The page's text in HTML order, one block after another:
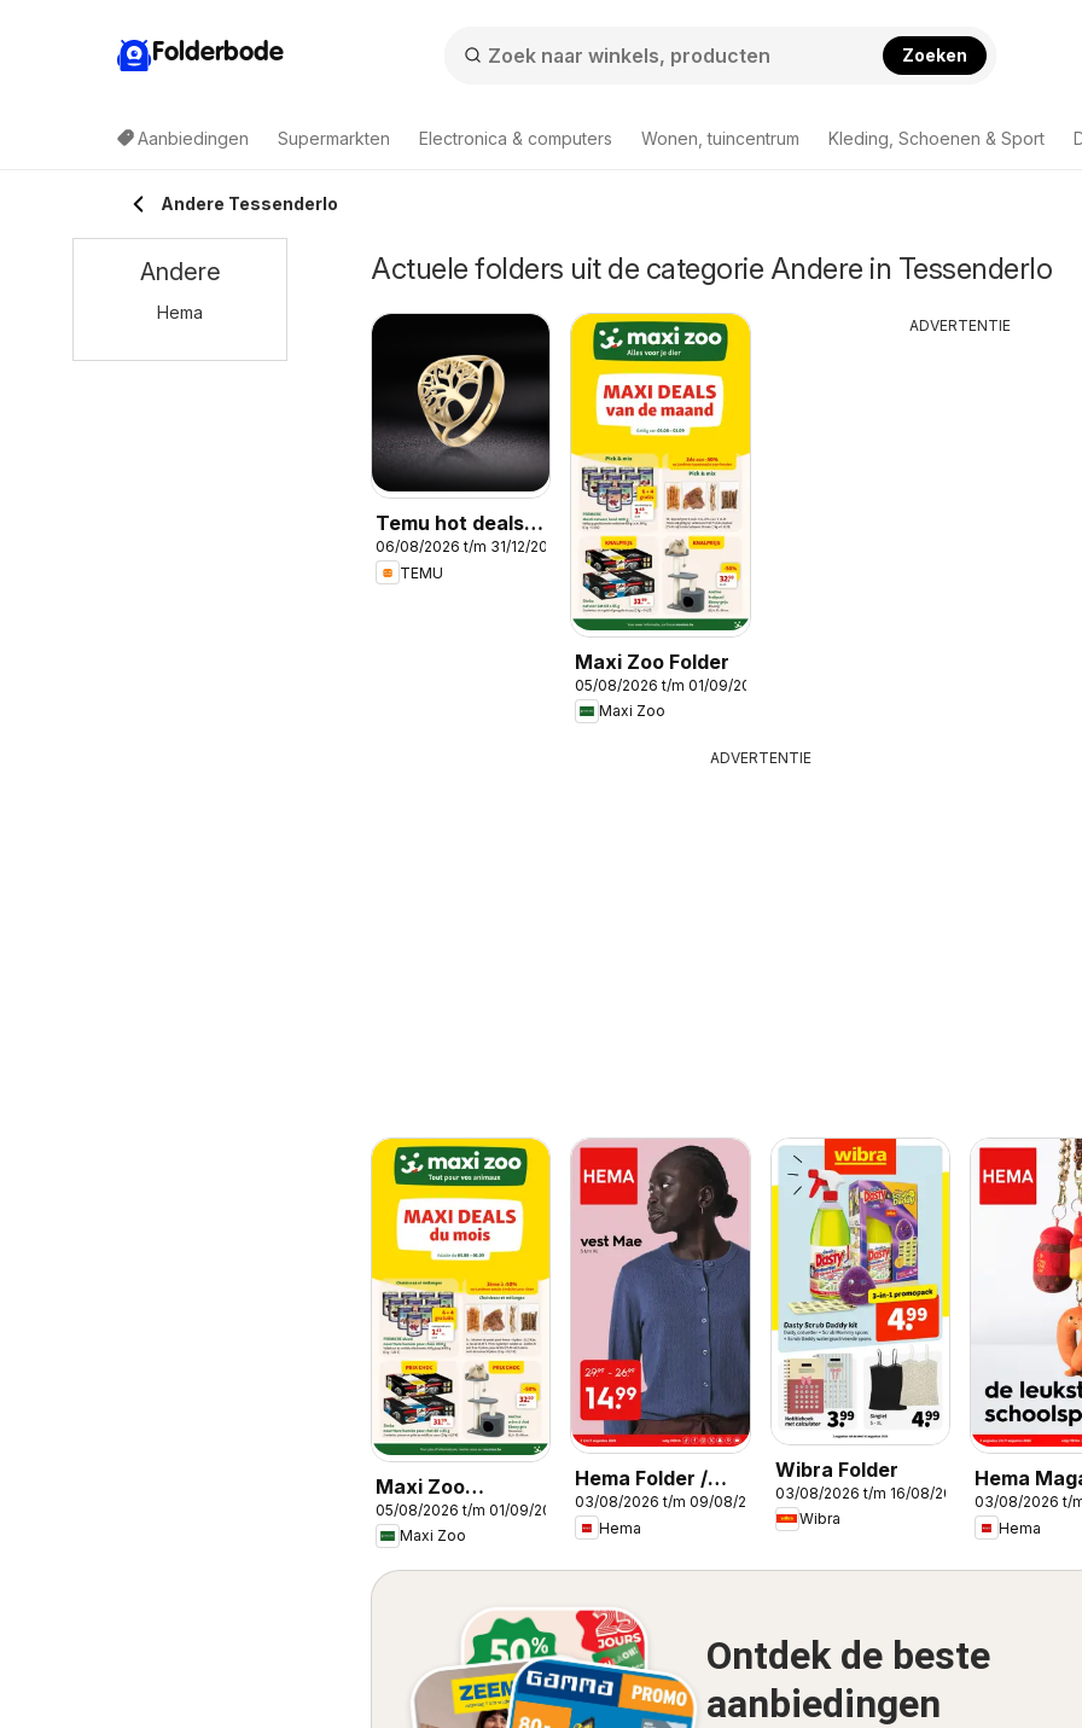
Folderbode Zoeken
Aanbiedingen Supermarkten Electronica & computers Wonen, tuincentrum Kleding, Schoenen & Sport
Andere Tessenderlo
Actuele folders uit de categorie Andere in Tessenderlo
Temu hot deals –
Belgium
06/08/2026 t/m 31/12/2026
TEMU
Maxi Zoo Folder
05/08/2026 t/m 01/09/2026
Maxi Zoo
ADVERTENTIE
ADVERTENTIE
Maxi Zoo
Publicité
05/08/2026 t/m 01/09/2026
Maxi Zoo
Hema Folder /
Publicité
03/08/2026 t/m 09/08/2026
Hema
Wibra Folder
03/08/2026 t/m 16/08/2026
Wibra
Hema
03/08/2026 t/
Hema
Ontdek de beste
aanbiedingen
Andere
Hema